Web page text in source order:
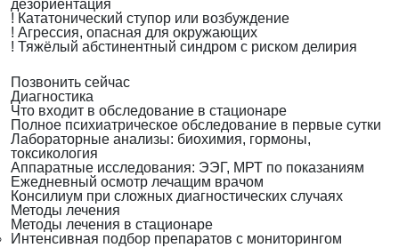
дезориентация
! Кататонический ступор или возбуждение
! Агрессия, опасная для окружающих
! Тяжёлый абстинентный синдром с риском делирия
Позвонить сейчас
Диагностика
Что входит в обследование в стационаре
Полное психиатрическое обследование в первые сутки
Лабораторные анализы: биохимия, гормоны,
токсикология
Аппаратные исследования: ЭЭГ, МРТ по показаниям
Ежедневный осмотр лечащим врачом
Консилиум при сложных диагностических случаях
Методы лечения
Методы лечения в стационаре
Интенсивная подбор препаратов с мониторингом